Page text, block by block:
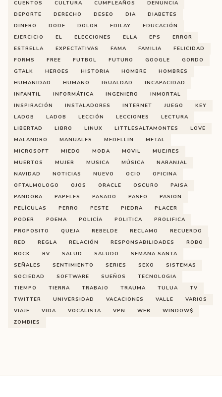
CUENTOS
CULTURA CUMPLEAÑOS
DENUNCIA
DEPORTE
DERECHO DESEO DIA
DIABETES
DINERO
DODE DOLOR EDILAY
EDUCACIÓN
EJERCICIO
EL ELECCIONES ELLA EPS
ERROR
ESTRELLA
EXPECTATIVAS FAMA FAMILIA
FELICIDAD
FORMS
FREE FUTBOL FUTURO GOOGLE
GORDO
GTALK
HEROES HISTORIA HOMBRE
HOMBRES
HUMANIDAD
HUMANO IGUALDAD
INCAPACIDAD
INFANTIL
INFORMÁTICA INGENIERO
INMORTAL
INSPIRACIÓN
INSTALADORES INTERNET JUEGO
KEY
LADOB
LADOB LECCIÓN LECCIONES
LECTURA
LIBERTAD
LIBRO LINUX LITTLESALTAMONTES
LOVE
MALANDRO
MANUALES MEDELLIN
METAL
MICROSOFT
MIEDO MODA MOVIL
MUEJRES
MUERTOS
MUJER MUSICA MÚSICA
NARANJAL
NAVIDAD
NOTICIAS NUEVO OCIO
OFICINA
OFTALMOLOGO
OJOS ORACLE OSCURO
PAISA
PANDORA
PAPELES PASADO PASEO
PASION
PELÍCULAS
PERRO PESTE PIEDRA
PLACER
PODER
POEMA POLICÍA POLITICA
PROLIFICA
PROPOSITO
QUEJA REBELDE RECLAMO
RECUERDO
RED
REGLA RELACIÓN RESPONSABILIDADES
ROBO
ROCK
RV SALUD SALUDO
SEMANA SANTA
SEÑALES
SENTIMIENTO SERIES SEXO
SISTEMAS
SOCIEDAD
SOFTWARE SUEÑOS
TECNOLOGIA
TIEMPO
TIERRA TRABAJO TRAUMA TULUA
TV
TWITTER
UNIVERSIDAD VACACIONES VALLE
VARIOS
VIAJE
VIDA VOCALISTA VPN WEB
WINDOW$
ZOMBIES